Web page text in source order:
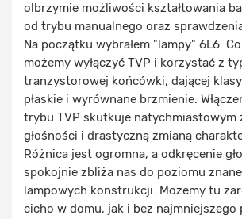
olbrzymie możliwości kształtowania
od trybu manualnego oraz
Na początku wybrałem "lampy" 6L6.
możemy wyłączyć TVP i korzystać z
tranzystorowej końcówki, dającej
płaskie i wyrównane brzmienie.
trybu TVP skutkuje natychmiastowym
głośności i drastyczną zmianą
Różnica jest ogromna, a odkręcenie
spokojnie zbliża nas do poziomu
lampowych konstrukcji. Możemy tu
cicho w domu, jak i bez najmniejszego